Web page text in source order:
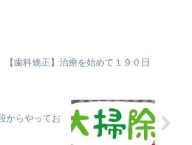
【歯科矯正】治療を始めて１９０日
からやってお